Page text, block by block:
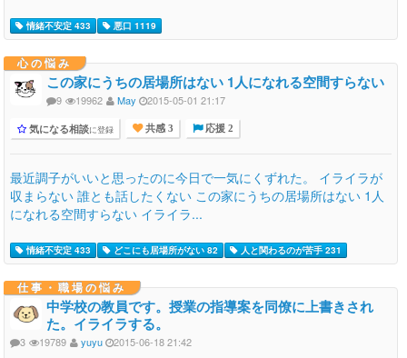
情緒不安定 433 悪口 1119
心の悩み
この家にうちの居場所はない 1人になれる空間すらない
9 19962 May 2015-05-01 21:17
気になる相談に登録 共感 3 応援 2
最近調子がいいと思ったのに今日で一気にくずれた。 イライラが
収まらない 誰とも話したくない この家にうちの居場所はない 1人
になれる空間すらない イライラ...
情緒不安定 433 どこにも居場所がない 82 人と関わるのが苦手 231
仕事・職場の悩み
中学校の教員です。授業の指導案を同僚に上書きされ
た。イライラする。
3 19789 yuyu 2015-06-18 21:42